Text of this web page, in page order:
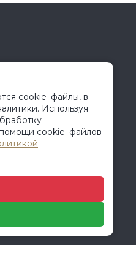
cookie–файлы, в
Используя
cookie–файлов